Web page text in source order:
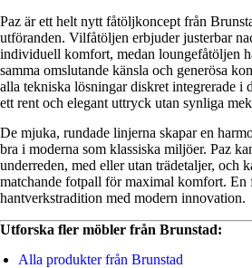
Paz är ett helt nytt fåtöljkoncept från
utföranden. Vilfåtöljen erbjuder justerbar
individuell komfort, medan loungefåtöljen
samma omslutande känsla och generösa
alla tekniska lösningar diskret integrerade i
ett rent och elegant uttryck utan synliga
De mjuka, rundade linjerna skapar en
bra i moderna som klassiska miljöer. Paz
underreden, med eller utan trädetaljer, och
matchande fotpall för maximal komfort. En
hantverkstradition med modern innovation.
Utforska fler möbler från Brunstad:
Alla produkter från Brunstad